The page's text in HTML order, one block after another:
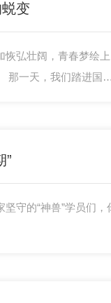
变
恢弘壮阔，青春梦绘上
那一天，我们踏进国防
”
守的“神兽”学员们，